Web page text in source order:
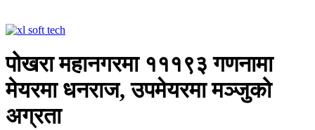
पोखरा महानगरमा १११९३ गणनामा
मेयरमा धनराज, उपमेयरमा मञ्जुको
अग्रता